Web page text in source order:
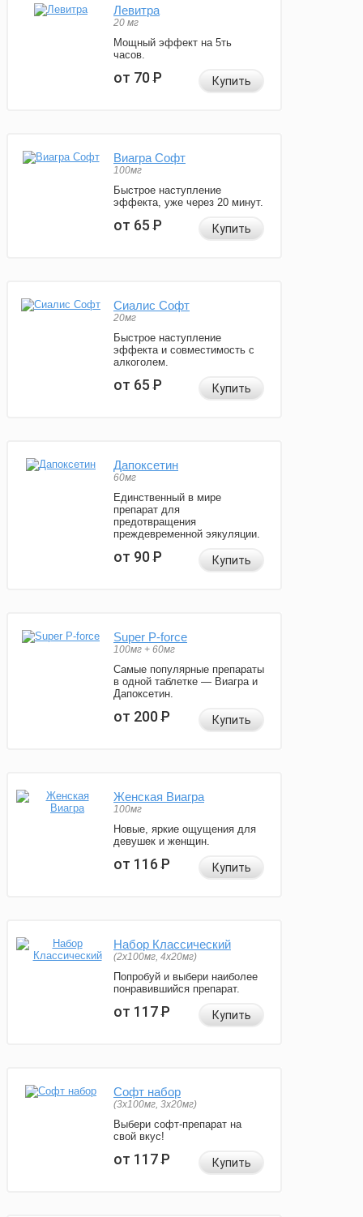
Левитра
20 мг
Мощный эффект на 5ть
часов.
от 70Р Купить
Виагра Софт
100мг
Быстрое наступление
эффекта, уже через 20 минут.
от 65Р Купить
Сиалис Софт
20мг
Быстрое наступление
эффекта и совместимость с
алкоголем.
от 65Р Купить
Дапоксетин
60мг
Единственный в мире
препарат для
предотвращения
преждевременной эякуляции.
от 90Р Купить
Super P-force
100мг + 60мг
Самые популярные препараты
в одной таблетке — Виагра и
Дапоксетин.
от 200Р Купить
Женская Виагра
100мг
Новые, яркие ощущения для
девушек и женщин.
от 116Р Купить
Набор Классический
(2x100мг, 4x20мг)
Попробуй и выбери наиболее
понравившийся препарат.
от 117Р Купить
Софт набор
(3x100мг, 3x20мг)
Выбери софт-препарат на
свой вкус!
от 117Р Купить